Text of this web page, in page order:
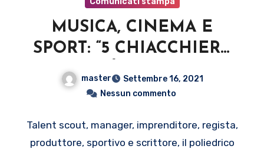
MUSICA, CINEMA E
SPORT: “5 CHIACCHIERE
CON…” È IL NUOVO
FORMAT EDUCATIVO DI
master
Settembre 16, 2021
Nessun commento
Talent scout, manager, imprenditore, regista,
produttore, sportivo e scrittore, il poliedrico